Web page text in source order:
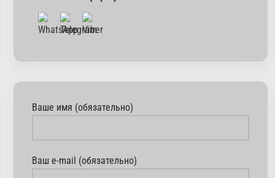
Ваше имя (обязательно)
Ваш e-mail (обязательно)